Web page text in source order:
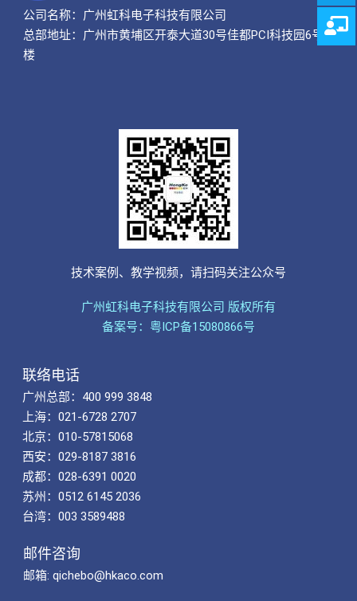
公司名称： 广州虹科电子科技有限公司
总部地址：广州市黄埔区开泰大道30号佳都PCI科技园6号
楼
技术案例、教学视频，请扫码关注公众号
广州虹科电子科技有限公司 版权所有
备案号：粤ICP备15080866号
联络电话
广州总部：400 999 3848
上海：021-6728 2707
北京：010-57815068
西安：029-8187 3816
成都：028-6391 0020
苏州：0512 6145 2036
台湾：003 3589488
邮件咨询
邮箱: qichebo@hkaco.com